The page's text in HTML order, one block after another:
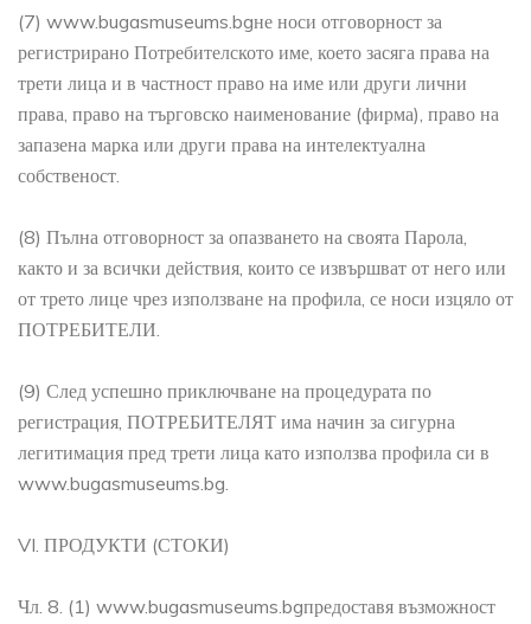
(7) www.bugasmuseums.bgне носи отговорност за
регистрирано Потребителското име, което засяга права на
трети лица и в частност право на име или други лични
права, право на търговско наименование (фирма), право на
запазена марка или други права на интелектуална
собственост.
(8) Пълна отговорност за опазването на своята Парола,
както и за всички действия, които се извършват от него или
от трето лице чрез използване на профила, се носи изцяло от
ПОТРЕБИТЕЛИ.
(9) След успешно приключване на процедурата по
регистрация, ПОТРЕБИТЕЛЯТ има начин за сигурна
легитимация пред трети лица като използва профила си в
www.bugasmuseums.bg.
VI. ПРОДУКТИ (СТОКИ)
Чл. 8. (1) www.bugasmuseums.bgпредоставя възможност